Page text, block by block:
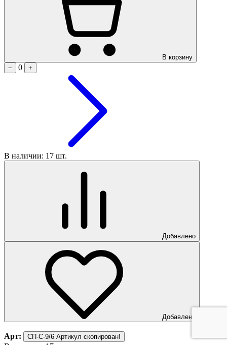
В корзину
−
0 +
В наличии: 17 шт.
Добавлено
Добавлено
Арт: СП-С-9/6 Артикул скопирован!